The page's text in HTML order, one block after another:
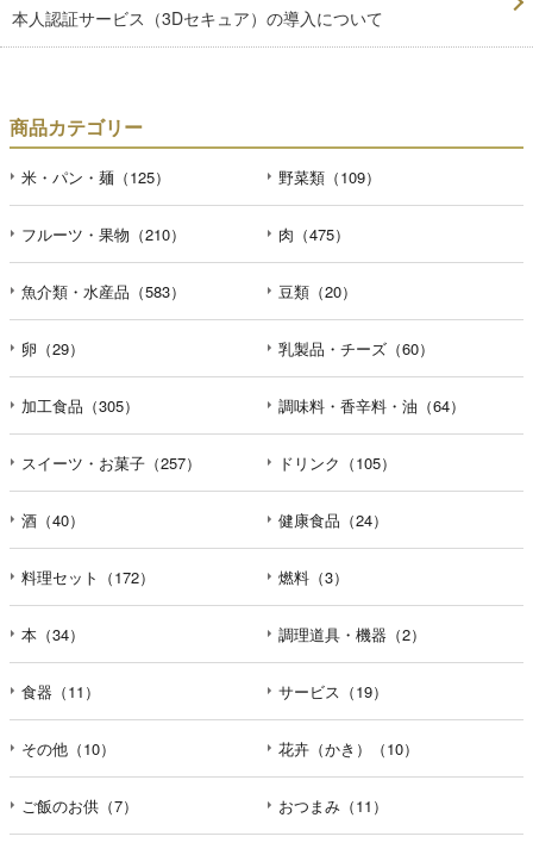
本人認証サービス（3Dセキュア）の導入について
商品カテゴリー
米・パン・麺（125） 野菜類（109）
フルーツ・果物（210） 肉（475）
魚介類・水産品（583） 豆類（20）
卵（29） 乳製品・チーズ（60）
加工食品（305） 調味料・香辛料・油（64）
スイーツ・お菓子（257） ドリンク（105）
酒（40） 健康食品（24）
料理セット（172） 燃料（3）
本（34） 調理道具・機器（2）
食器（11） サービス（19）
その他（10） 花卉（かき）（10）
ご飯のお供（7） おつまみ（11）